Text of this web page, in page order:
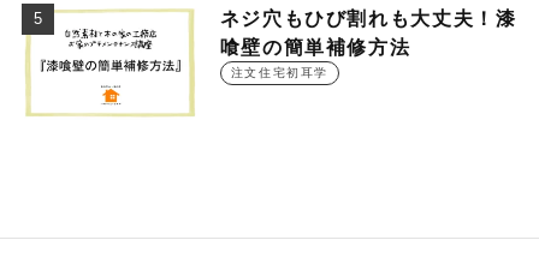
ネジ穴もひび割れも大丈夫！漆
喰壁の簡単補修方法
注文住宅初耳学